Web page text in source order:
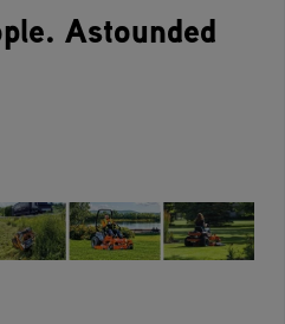
Astounded